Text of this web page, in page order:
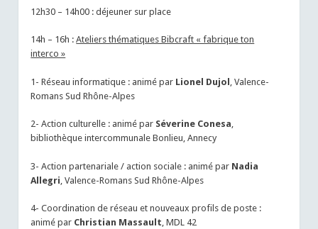
12h30 – 14h00 : déjeuner sur place
14h – 16h :Ateliers thématiques Bibcraft « fabrique ton
interco »
1- Réseau informatique : animé par Lionel Dujol
, Valence-
Romans Sud Rhône-Alpes
2- Action culturelle : animé par Séverine Conesa,
bibliothèque intercommunale Bonlieu, Annecy
3- Action partenariale / action sociale : animé par Nadia
Allegri , Valence-Romans Sud Rhône-Alpes
4- Coordination de réseau et nouveaux profils de poste :
animé par Christian Massault, MDL 42